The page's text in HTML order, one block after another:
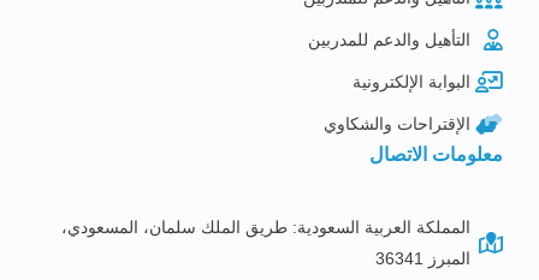
التأهيل والدعم للمدربين
البوابة الإلكترونية
الإقتراحات والشكاوي
معلومات الاتصال
المملكة العربية السعودية: طريق الملك سلمان، المسعودي،
المبرز 36341